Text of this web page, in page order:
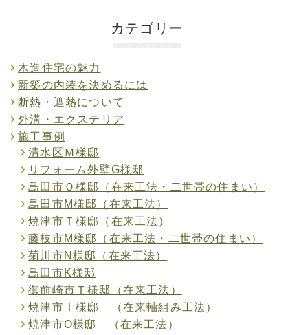
カテゴリー
木造住宅の魅力
新築の内装を決めるには
断熱・遮熱について
外溝・エクステリア
施工事例
清水区Ｍ様邸
リフォーム外壁G様邸
島田市Ｏ様邸（在来工法・二世帯の住まい）
島田市M様邸（在来工法）
焼津市Ｔ様邸（在来工法）
藤枝市M様邸（在来工法・二世帯の住まい）
菊川市N様邸（在来工法）
島田市K様邸
御前崎市Ｔ様邸（在来工法）
焼津市Ｉ様邸 （在来軸組み工法）
焼津市O様邸 （在来工法）